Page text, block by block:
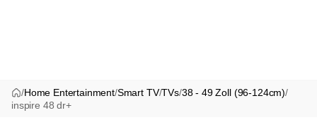
/Home Entertainment/Smart TV/TVs/38 - 49 Zoll (96-124cm)/
inspire 48 dr+